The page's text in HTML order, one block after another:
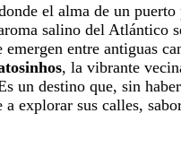
el alma de un
salino del Atlántico
entre antiguas
, la vibrante
un destino que, sin
explorar sus calles,